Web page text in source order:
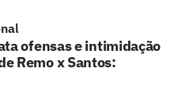
ofensas e intimidação
Remo x Santos: